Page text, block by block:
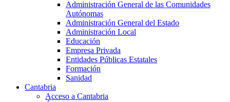
Administración General de las Comunidades
Autónomas
Administración General del Estado
Administración Local
Educación
Empresa Privada
Entidades Públicas Estatales
Formación
Sanidad
Cantabria
Acceso a Cantabria